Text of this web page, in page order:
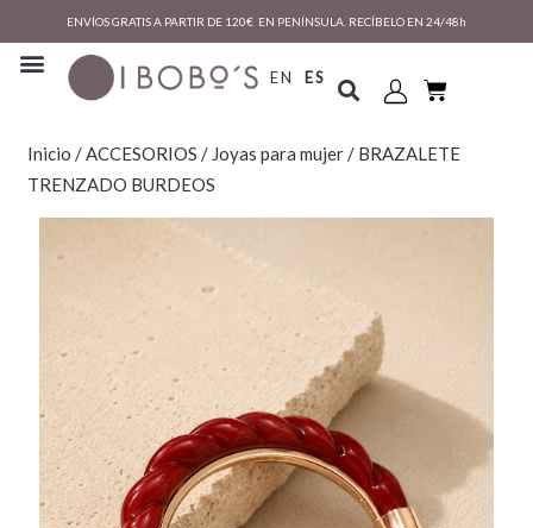
ENVÍOS GRATIS A PARTIR DE 120€ EN PENÍNSULA. RECÍBELO EN 24/48h
EN ES
Inicio /ACCESORIOS / Joyas para mujer/ BRAZALETE
TRENZADO BURDEOS